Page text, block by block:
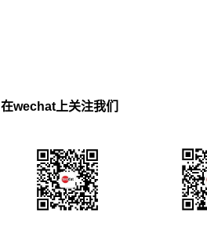
在wechat上关注我们